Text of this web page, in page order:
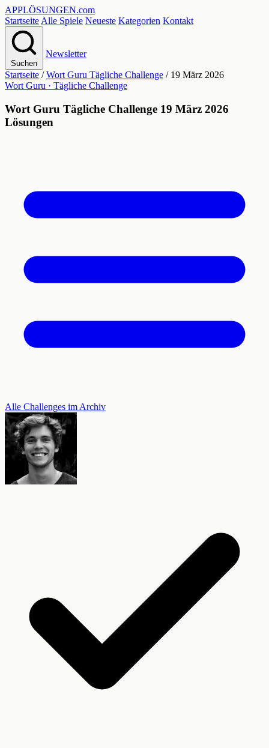
APPLÖSUNGEN.com
Startseite Alle Spiele Neueste Kategorien Kontakt
Suchen
Newsletter
Startseite / Wort Guru Tägliche Challenge / 19 März 2026
Wort Guru · Tägliche Challenge
Wort Guru Tägliche Challenge 19 März 2026
Lösungen
Alle Challenges im Archiv